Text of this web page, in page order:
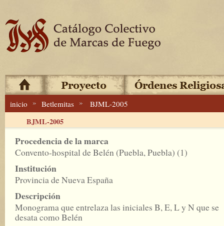
inicio » Betlemitas » BJML-2005
BJML-2005
Procedencia de la marca
Convento-hospital de Belén (Puebla, Puebla) (1)
Institución
Provincia de Nueva España
Descripción
Monograma que entrelaza las iniciales B, E, L y N que se
desata como Belén